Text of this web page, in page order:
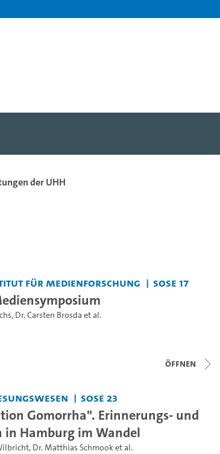
der UHH
für Medienforschung SoSe 17
, Dr. Carsten Brosda et al.
Öffnen
SoSe 23
Gomorrha". Erinnerungs- und
Hamburg im Wandel
, Dr. Matthias Schmooket al.